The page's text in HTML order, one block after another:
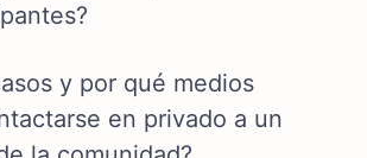
y por qué medios
en privado a un